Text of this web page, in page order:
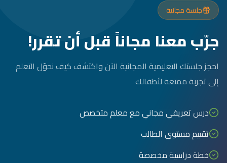
جلسة مجانية
جرّب معنا مجاناً قبل أن تقرر!
احجز جلستك التعليمية المجانية الآن واكتشف كيف نحوّل التعلم
إلى تجربة ممتعة لأطفالك
درس تعريفي مجاني مع معلم متخصص
تقييم مستوى الطالب
خطة دراسية مخصصة